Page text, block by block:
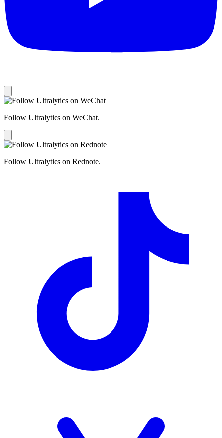
Follow Ultralytics on WeChat.
Follow Ultralytics on Rednote.